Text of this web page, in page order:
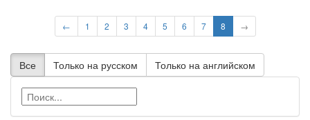
← 1 2 3 4 5 6 7 8 →
Все Только на русском Только на английском